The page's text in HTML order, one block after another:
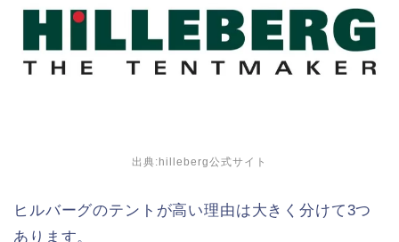
出典:hilleberg公式サイト
ヒルバーグのテントが高い理由は大きく分けて3つ
あります。